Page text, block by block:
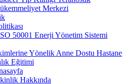
Merkezi
50001 Enerji Yönetim Sistemi
Yönelik Anne Dostu Hastane
Eğitimi
Hakkında